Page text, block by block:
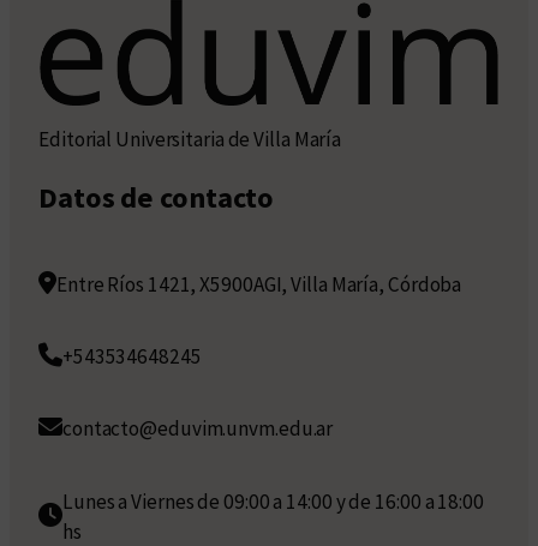
Editorial Universitaria de Villa María
Datos de contacto
Entre Ríos 1421, X5900AGI, Villa María, Córdoba
+543534648245
contacto@eduvim.unvm.edu.ar
Lunes a Viernes de 09:00 a 14:00 y de 16:00 a 18:00
hs